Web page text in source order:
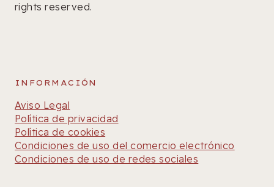
rights reserved.
INFORMACIÓN
Aviso Legal
Política de privacidad
Política de cookies
Condiciones de uso del comercio electrónico
Condiciones de uso de redes sociales